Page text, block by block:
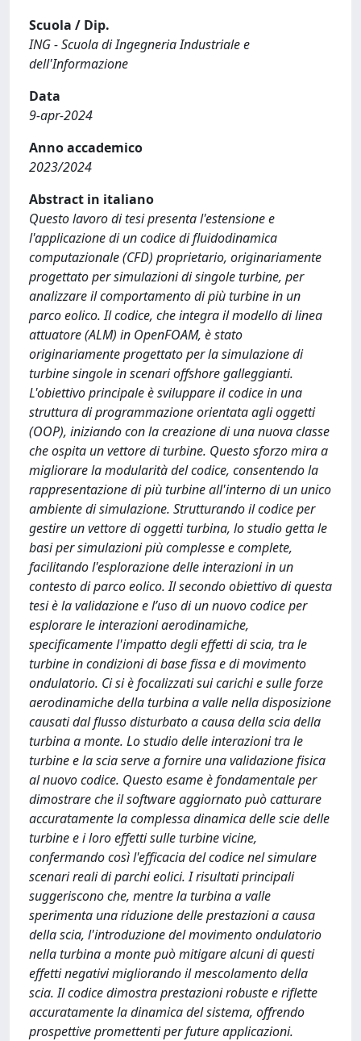
Scuola / Dip.
ING - Scuola di Ingegneria Industriale e
dell'Informazione
Data
9-apr-2024
Anno accademico
2023/2024
Abstract in italiano
Questo lavoro di tesi presenta l'estensione e
l'applicazione di un codice di fluidodinamica
computazionale (CFD) proprietario, originariamente
progettato per simulazioni di singole turbine, per
analizzare il comportamento di più turbine in un
parco eolico. Il codice, che integra il modello di linea
attuatore (ALM) in OpenFOAM, è stato
originariamente progettato per la simulazione di
turbine singole in scenari offshore galleggianti.
L'obiettivo principale è sviluppare il codice in una
struttura di programmazione orientata agli oggetti
(OOP), iniziando con la creazione di una nuova classe
che ospita un vettore di turbine. Questo sforzo mira a
migliorare la modularità del codice, consentendo la
rappresentazione di più turbine all'interno di un unico
ambiente di simulazione. Strutturando il codice per
gestire un vettore di oggetti turbina, lo studio getta le
basi per simulazioni più complesse e complete,
facilitando l'esplorazione delle interazioni in un
contesto di parco eolico. Il secondo obiettivo di questa
tesi è la validazione e l’uso di un nuovo codice per
esplorare le interazioni aerodinamiche,
specificamente l'impatto degli effetti di scia, tra le
turbine in condizioni di base fissa e di movimento
ondulatorio. Ci si è focalizzati sui carichi e sulle forze
aerodinamiche della turbina a valle nella disposizione
causati dal flusso disturbato a causa della scia della
turbina a monte. Lo studio delle interazioni tra le
turbine e la scia serve a fornire una validazione fisica
al nuovo codice. Questo esame è fondamentale per
dimostrare che il software aggiornato può catturare
accuratamente la complessa dinamica delle scie delle
turbine e i loro effetti sulle turbine vicine,
confermando così l'efficacia del codice nel simulare
scenari reali di parchi eolici. I risultati principali
suggeriscono che, mentre la turbina a valle
sperimenta una riduzione delle prestazioni a causa
della scia, l'introduzione del movimento ondulatorio
nella turbina a monte può mitigare alcuni di questi
effetti negativi migliorando il mescolamento della
scia. Il codice dimostra prestazioni robuste e riflette
accuratamente la dinamica del sistema, offrendo
prospettive promettenti per future applicazioni.